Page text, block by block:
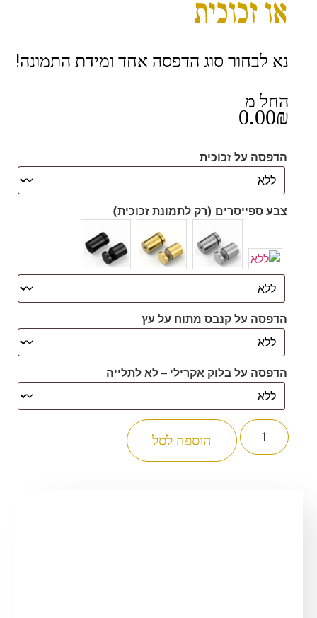
או זכוכית
נא לבחור סוג הדפסה אחד ומידת התמונה!
החל מ
0.00₪
הדפסה על זכוכית
צבע ספייסרים (רק לתמונת זכוכית)
הדפסה על קנבס מתוח על עץ
הדפסה על בלוק אקרילי – לא לתלייה
כמות
של
2341
הוספה לסל